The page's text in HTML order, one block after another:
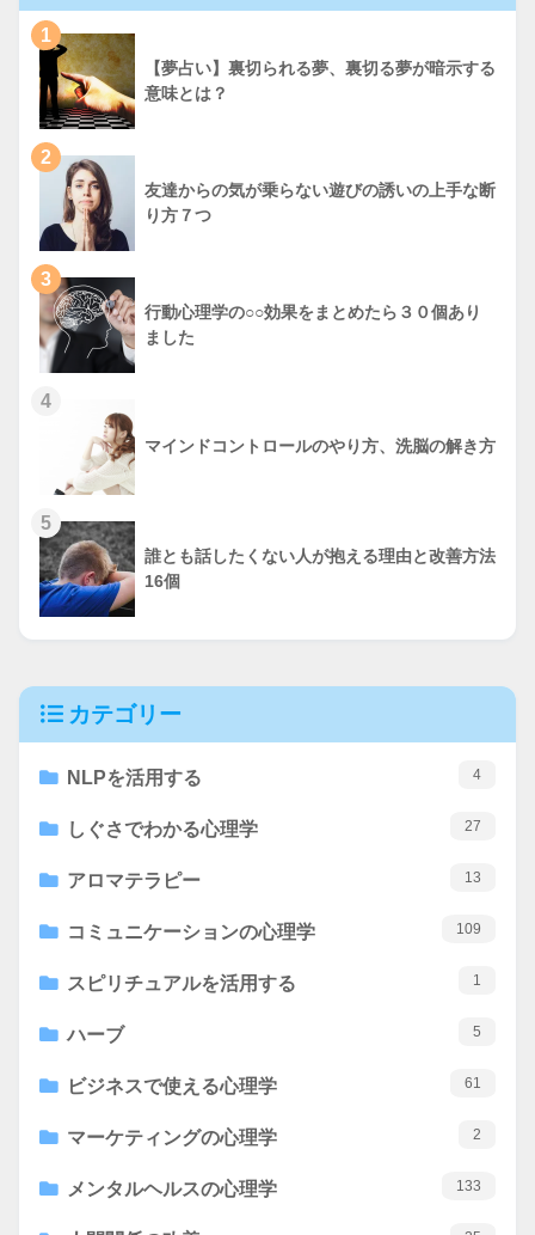
1
【夢占い】裏切られる夢、裏切る夢が暗示する
意味とは？
2
友達からの気が乗らない遊びの誘いの上手な断
り方７つ
3
行動心理学の○○効果をまとめたら３０個あり
ました
4
マインドコントロールのやり方、洗脳の解き方
5
誰とも話したくない人が抱える理由と改善方法
16個
カテゴリー
NLPを活用する 4
しぐさでわかる心理学 27
アロマテラピー 13
コミュニケーションの心理学 109
スピリチュアルを活用する 1
ハーブ 5
ビジネスで使える心理学 61
マーケティングの心理学 2
メンタルヘルスの心理学 133